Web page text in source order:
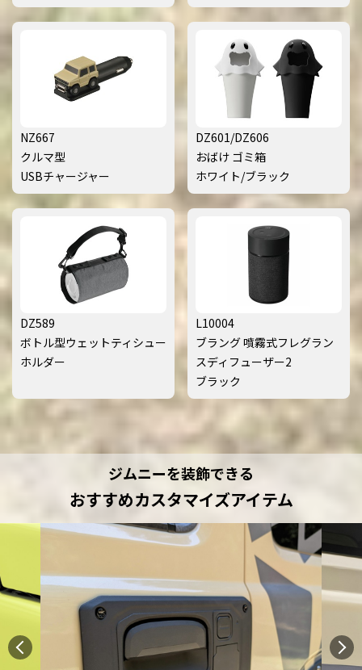
NZ667
クルマ型
USBチャージャー
DZ601/DZ606
おばけ ゴミ箱
ホワイト/ブラック
DZ589
ボトル型ウェットティシュー
ホルダー
L10004
ブラング 噴霧式フレグラン
スディフューザー2
ブラック
ジムニーを装飾できる
おすすめカスタマイズアイテム